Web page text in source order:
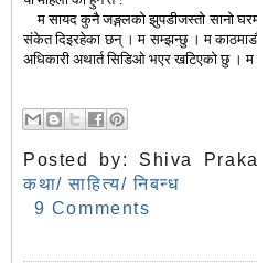
म सायद कुनै जङ्गलको झुपडीजस्तो सानो
संकेत दिइरहेका छन् । म सम्झन्छु । म
अधिकारी अथार्त सिडिओ भएर खटिएको छु ।
Posted by: Shiva
कथा/ साहित्य/ निबन्ध
9 Comments